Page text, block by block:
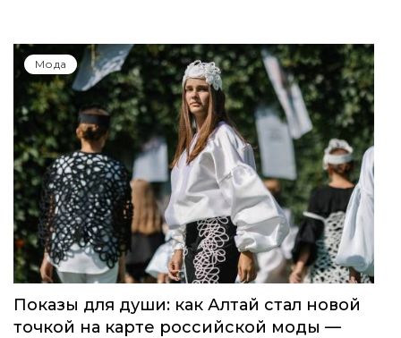
Мода
Показы для души: как Алтай стал новой
точкой на карте российской моды —